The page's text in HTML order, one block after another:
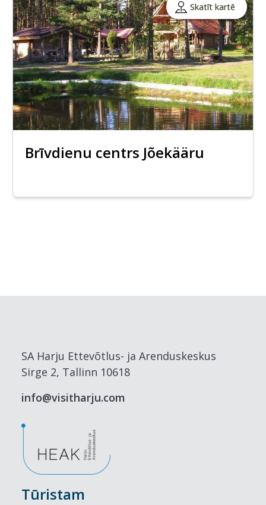
Skatīt kartē
Brīvdienu centrs Jõekääru
SA Harju Ettevõtlus- ja Arenduskeskus
Sirge 2, Tallinn 10618
info@visitharju.com
Tūristam